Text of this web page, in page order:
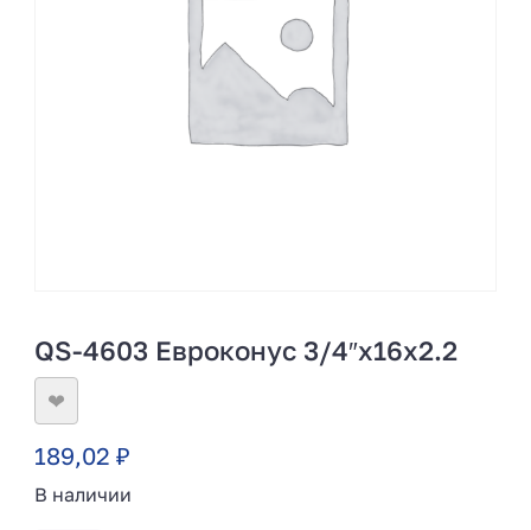
QS-4603 Евроконус 3/4″х16х2.2
❤
189,02 ₽
В наличии